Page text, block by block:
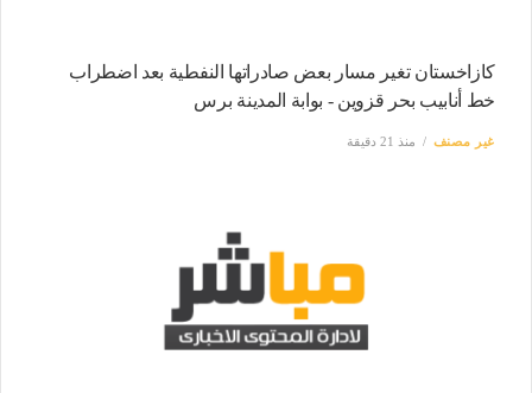
كازاخستان تغير مسار بعض صادراتها النفطية بعد اضطراب
خط أنابيب بحر قزوين - بوابة المدينة برس
غير مصنف منذ 21 دقيقة